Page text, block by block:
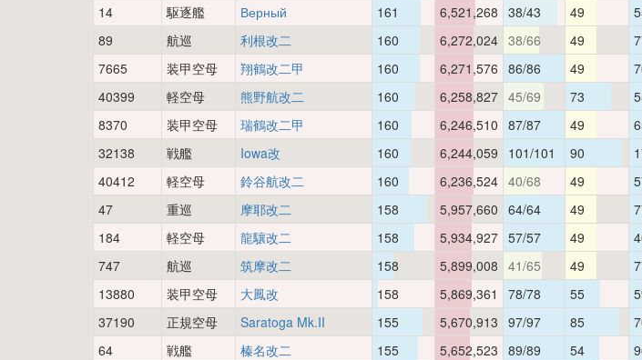
14
駆逐艦 Верный 161 6,521,268 38/43 49
89
航巡 利根改二 160 6,272,024 38/66 49
7665
装甲空母 翔鶴改二甲 160 6,271,576 86/86 49
40399
軽空母 熊野航改二 160 6,258,827 45/69 73
8370
装甲空母 瑞鶴改二甲 160 6,246,510 87/87 49
32138
戦艦 Iowa改 160 6,244,059 101/101 90
40412
軽空母 鈴谷航改二 160 6,236,524 40/68 49
47
重巡 摩耶改二 158 5,957,660 64/64 49
184
軽空母 龍驤改二 158 5,934,927 57/57 49
747
航巡 筑摩改二 158 5,899,008 41/65 49
13880
装甲空母 大鳳改 158 5,869,361 78/78 55
37190
正規空母 Saratoga Mk.II 155 5,670,913 97/97 85
64
戦艦 榛名改二 155 5,652,523 89/89 54